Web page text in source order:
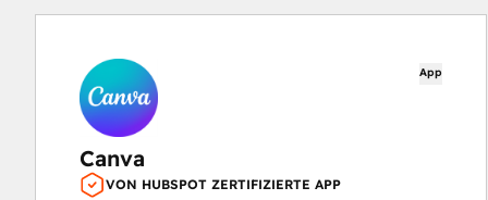
App
Canva
VON HUBSPOT ZERTIFIZIERTE APP